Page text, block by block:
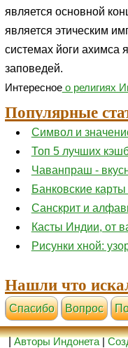
является основной
является этическим
системах йоги ахимса
заповедей.
Интересноео религиях
Популярные
Символ и
Топ 5 лучших
Чаванпраш -
Банковские
Санскрит и
Касты Индии, от
Рисунки хной:
Нашли что
Cпасибо Вопрос
|Авторы Индонета|